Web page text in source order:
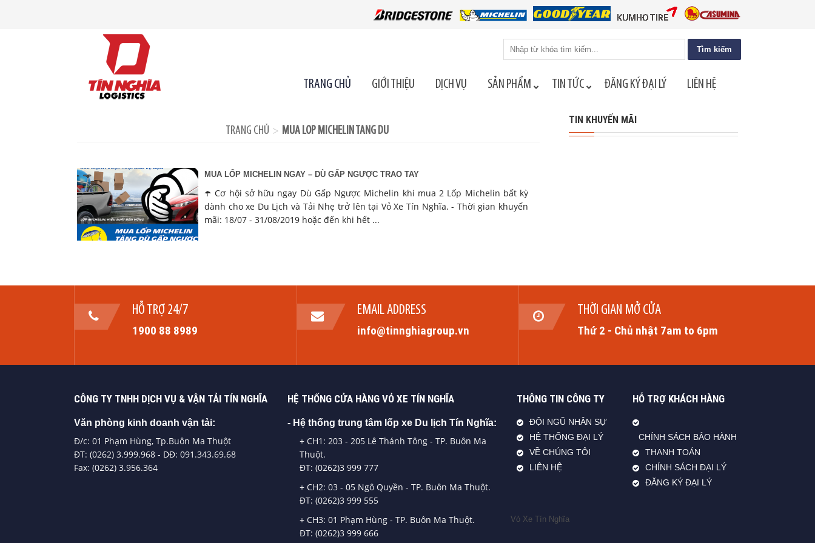
kiếm
TRANG CHỦ GIỚI THIỆU DỊCH VỤ SẢN PHẨM TIN TỨC ĐĂNG KÝ ĐẠI LÝ LIÊN HỆ
TRANG CHỦ > MUA LOP MICHELIN TANG DU
MUA LỐP MICHELIN NGAY – DÙ GẤP NGƯỢC TRAO TAY
☂️ Cơ hội sở hữu ngay Dù Gấp Ngược Michelin khi mua 2 Lốp Michelin bất kỳ
dành cho xe Du Lịch và Tải Nhẹ trở lên tại Vỏ Xe Tín Nghĩa. - Thời gian khuyến
mãi: 18/07 - 31/08/2019 hoặc đến khi hết ...
TIN KHUYẾN MÃI
HỖ TRỢ 24/7
1900 88 8989
EMAIL ADDRESS
info@tinnghiagroup.vn
THỜI GIAN MỞ CỬA
Thứ 2 - Chủ nhật 7am to 6pm
CÔNG TY TNHH DỊCH VỤ & VẬN TẢI TÍN NGHĨA
Văn phòng kinh doanh vận tải:
Đ/c: 01 Phạm Hùng, Tp.Buôn Ma Thuột
ĐT: (0262) 3.999.968 - DĐ: 091.343.69.68
Fax: (0262) 3.956.364
HỆ THỐNG CỬA HÀNG VỎ XE TÍN NGHĨA
- Hệ thống trung tâm lốp xe Du lịch Tín Nghĩa:
+ CH1: 203 - 205 Lê Thánh Tông - TP. Buôn Ma
Thuột.
ĐT: (0262)3 999 777
+ CH2: 03 - 05 Ngô Quyền - TP. Buôn Ma Thuột.
ĐT: (0262)3 999 555
+ CH3: 01 Phạm Hùng - TP. Buôn Ma Thuột.
ĐT: (0262)3 999 666
THÔNG TIN CÔNG TY
ĐỘI NGŨ NHÂN SỰ
HỆ THỐNG ĐẠI LÝ
VỀ CHÚNG TÔI
LIÊN HỆ
HỖ TRỢ KHÁCH HÀNG
CHÍNH SÁCH BẢO HÀNH
THANH TOÁN
CHÍNH SÁCH ĐẠI LÝ
ĐĂNG KÝ ĐẠI LÝ
Vỏ Xe Tín Nghĩa